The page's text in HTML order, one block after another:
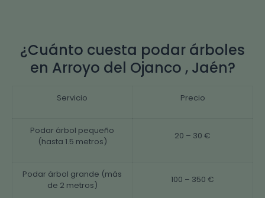
¿Cuánto cuesta podar árboles
en Arroyo del Ojanco , Jaén?
Servicio Precio
Podar árbol pequeño
(hasta 1.5 metros)
20 – 30 €
Podar árbol grande (más
de 2 metros)
100 – 350 €